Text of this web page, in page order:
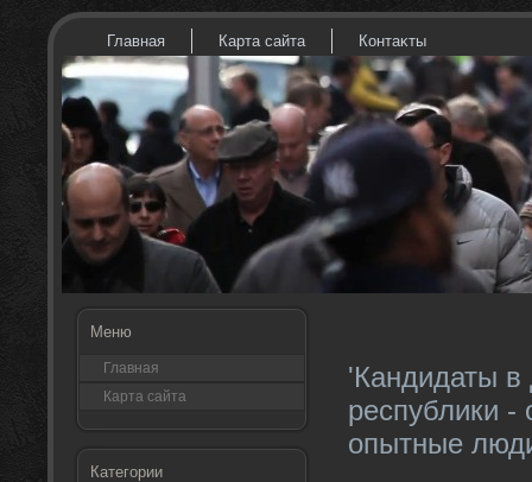
Главная Карта сайта Контаκты
Меню
Главная
Карта сайта
Категории
'Кандидаты в
республики -
опытные